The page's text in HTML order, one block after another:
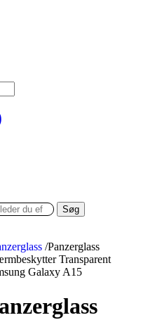
Søg
/Panzerglass
Transparent
Galaxy A15